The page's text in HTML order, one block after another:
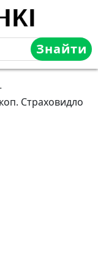
Знайти
Страховидло